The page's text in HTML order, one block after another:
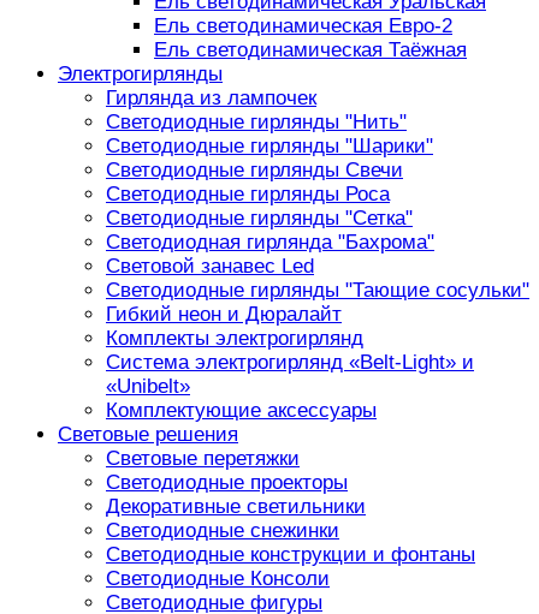
Ель светодинамическая Евро-2
Ель светодинамическая Таёжная
Электрогирлянды
Гирлянда из лампочек
Светодиодные гирлянды "Нить"
Светодиодные гирлянды "Шарики"
Светодиодные гирлянды Свечи
Светодиодные гирлянды Роса
Светодиодные гирлянды "Сетка"
Светодиодная гирлянда "Бахрома"
Световой занавес Led
Светодиодные гирлянды "Тающие сосульки"
Гибкий неон и Дюралайт
Комплекты электрогирлянд
Система электрогирлянд «Belt-Light» и
«Unibelt»
Комплектующие аксессуары
Световые решения
Световые перетяжки
Светодиодные проекторы
Декоративные светильники
Светодиодные снежинки
Светодиодные конструкции и фонтаны
Светодиодные Консоли
Светодиодные фигуры